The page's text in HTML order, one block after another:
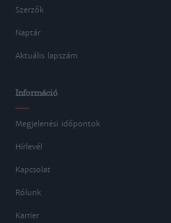
Szerzők
Naptár
Aktuális lapszám
Információ
Megjelenési időpontok
Hírlevél
Kapcsolat
Rólunk
Karrier